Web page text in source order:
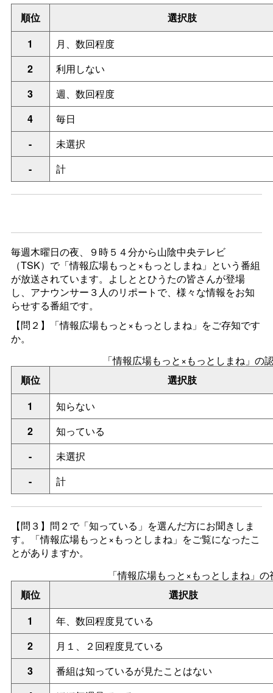
順位
選択肢
1
月、数回程度
2
利用しない
3
週、数回程度
4
毎日
-
未選択
-
計
毎週木曜日の夜、９時５４分から山陰中央テレビ
（TSK）で「情報広場もっと×もっとしまね」という番組
が放送されています。よしととひうたの皆さんが登場
し、アナウンサー３人のリポートで、様々な情報をお知
らせする番組です。
【問２】「情報広場もっと×もっとしまね」をご存知です
か。
「情報広場もっと×もっとしまね」の
順位
選択肢
1
知らない
2
知っている
-
未選択
-
計
【問３】 問２で「知っている」を選んだ方にお聞きしま
す。「情報広場もっと×もっとしまね」をご覧になったこ
とがありますか。
「情報広場もっと×もっとしまね」
順位
選択肢
1
年、数回程度見ている
2
月１、２回程度見ている
3
番組は知っているが見たことはない